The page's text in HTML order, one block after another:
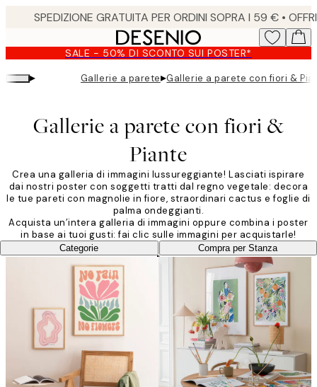
content.
SALE - 50% DI SCONTO SUI POSTER*
▸ Gallerie a parete▸Gallerie a parete con fiori &
Gallerie a parete con fiori &
Piante
Crea una galleria di immagini lussureggiante! Lasciati ispirare
dai nostri poster con soggetti tratti dal regno vegetale: decora
le tue pareti con magnolie in fiore, straordinari cactus e foglie di
palma ondeggianti.
Acquista un’intera galleria di immagini oppure combina i poster
in base ai tuoi gusti: fai clic sulle immagini per acquistarle!
Categorie Compra per Stanza